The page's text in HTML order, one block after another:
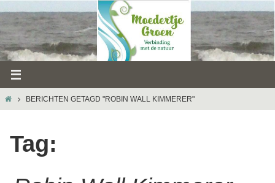
naar
inhoud
HOMEBERICHTEN GETAGD "ROBIN WALL KIMMERER"
Tag: